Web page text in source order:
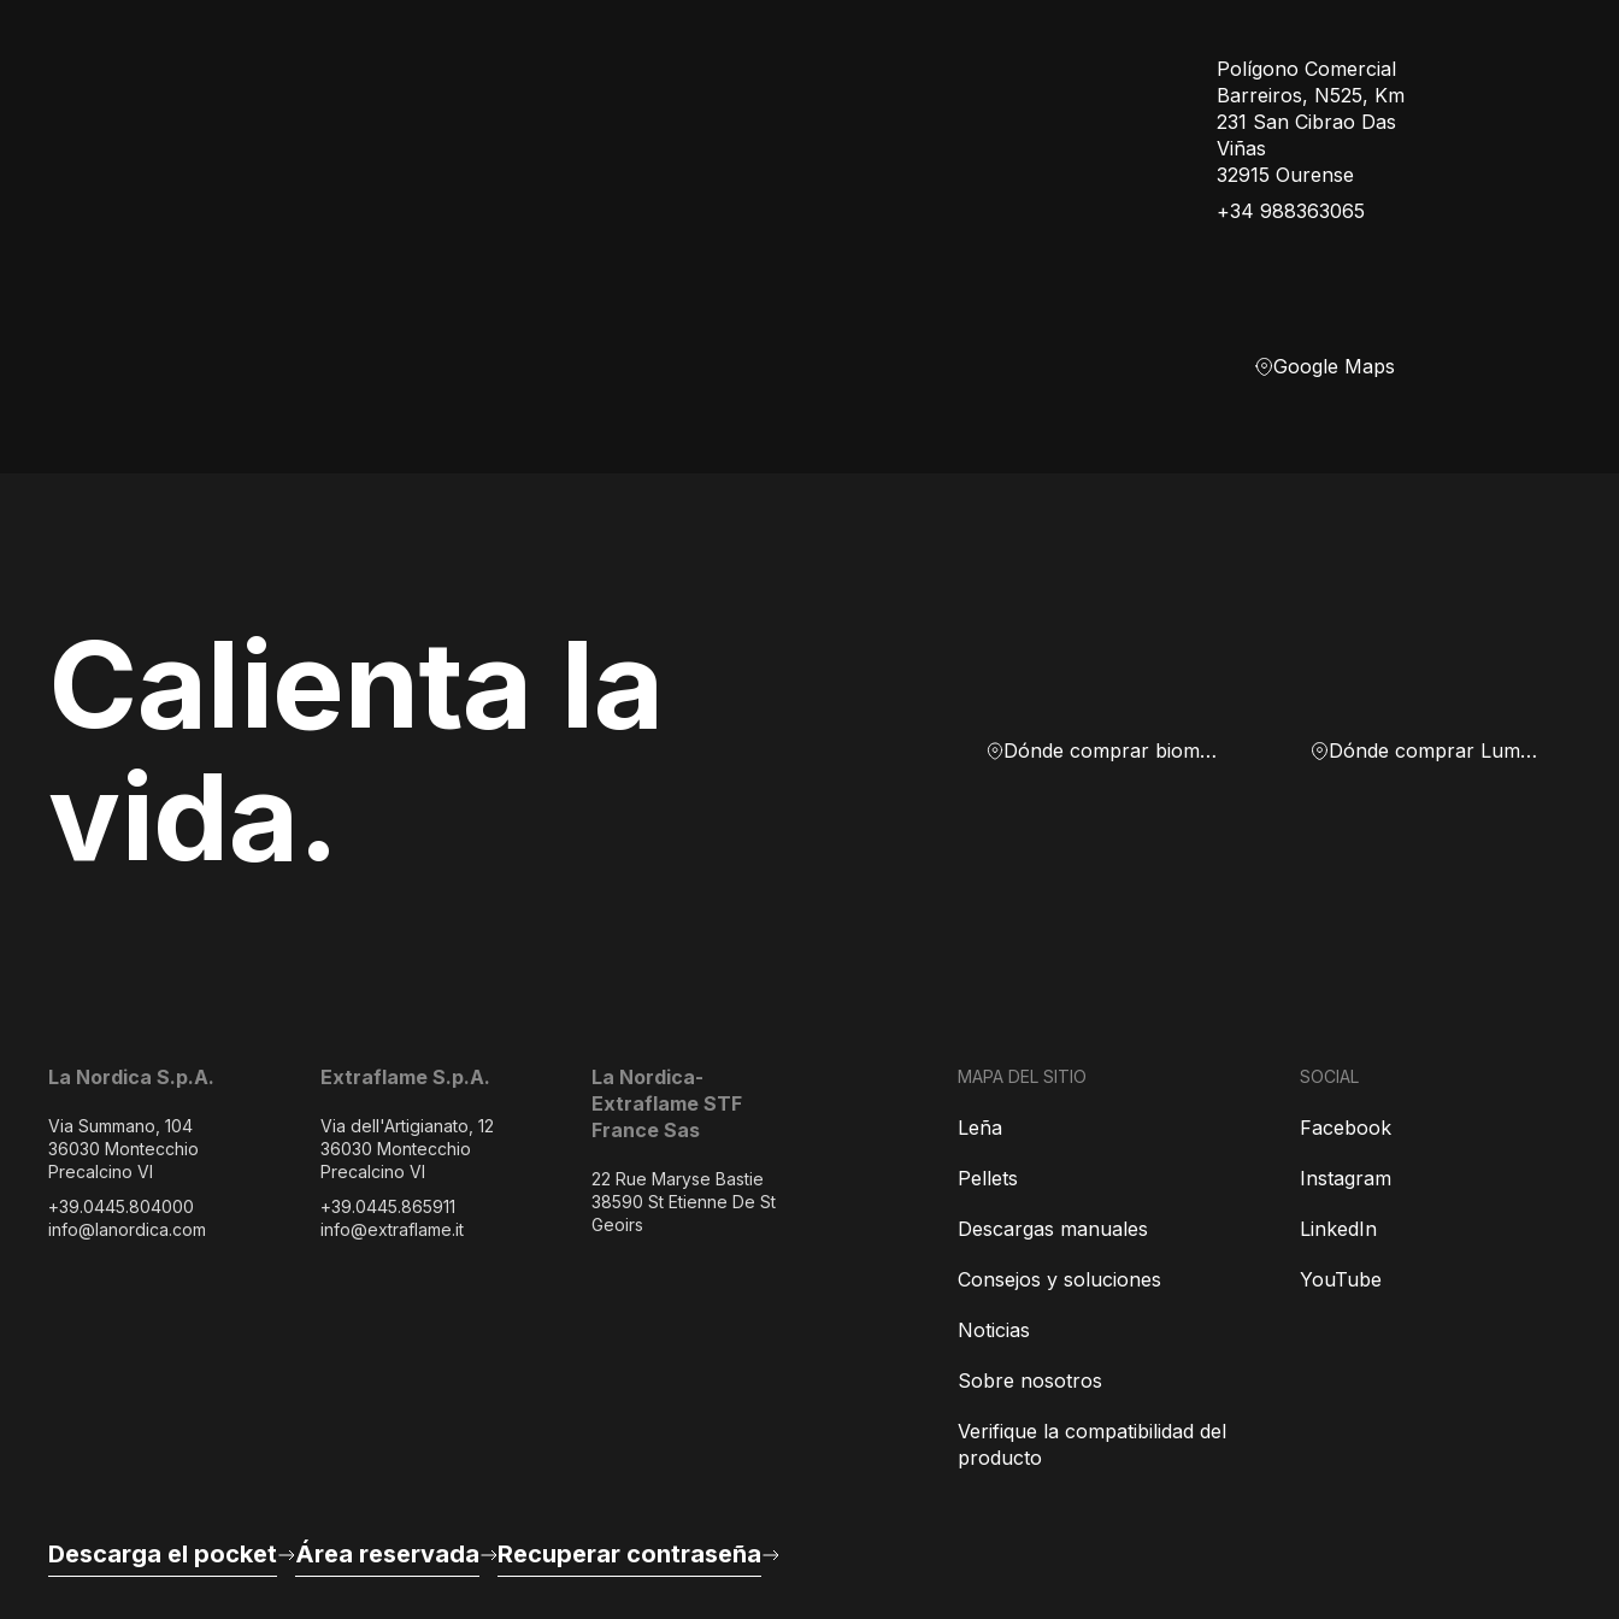
Polígono Comercial
Barreiros, N525, Km
231 San Cibrao Das
Viñas
32915 Ourense
+34 988363065
Google Maps
Calienta la
vida.
Dónde comprar biomasa Dónde comprar Lumen
La Nordica S.p.A.
Via Summano, 104
36030 Montecchio
Precalcino VI
+39.0445.804000
info@lanordica.com
Extraflame S.p.A.
Via dell'Artigianato, 12
36030 Montecchio
Precalcino VI
+39.0445.865911
info@extraflame.it
La Nordica-
Extraflame STF
France Sas
22 Rue Maryse Bastie
38590 St Etienne De St
Geoirs
Descarga el pocket Área reservada Recuperar contraseña
MAPA DEL SITIO
Leña
Pellets
Descargas manuales
Consejos y soluciones
Noticias
Sobre nosotros
Verifique la compatibilidad del
producto
SOCIAL
Facebook
Instagram
LinkedIn
YouTube